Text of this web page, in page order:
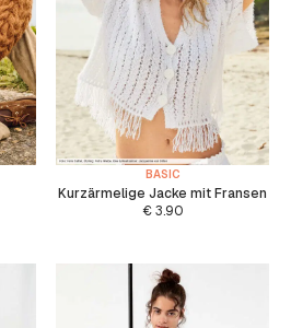
BASIC
Kurzärmelige Jacke mit Fransen
€3.90